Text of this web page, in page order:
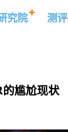
究院 测评
尴尬现状